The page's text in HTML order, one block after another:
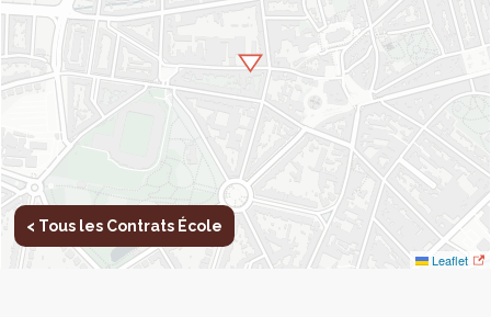
Leaflet
< Tous les Contrats École